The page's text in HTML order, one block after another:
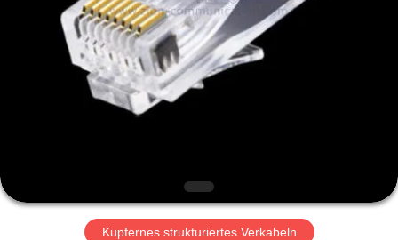
FABRIK-
AUSFLUG
QUALITÄTSKONTROLLE
SIE
MIT
Kupfernes strukturiertes Verkabeln